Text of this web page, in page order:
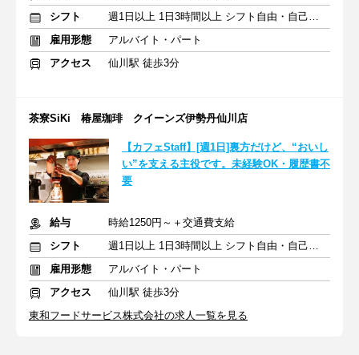
シフト
週1日以上 1日3時間以上 シフト自由・自己申告
雇用形態
アルバイト・パート
アクセス
仙川駅 徒歩3分
茶寮SiKi 椿屋珈琲 クイーンズ伊勢丹仙川店
【カフェStaff】[週1日]裏方だけど、“おいし
い”を支える主役です。未経験OK・履歴書不
要
給与
時給1250円～＋交通費支給
シフト
週1日以上 1日3時間以上 シフト自由・自己申告
雇用形態
アルバイト・パート
アクセス
仙川駅 徒歩3分
東和フードサービス株式会社の求人一覧を見る